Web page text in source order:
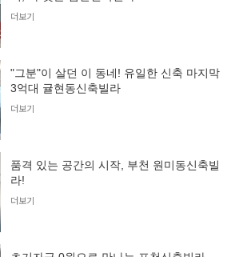
더보기
"그분"이 살던 이 동네! 유일한 신축 마지막
3억대 귤현동신축빌라
더보기
품격 있는 공간의 시작, 부천 원미동신축빌
라!
더보기